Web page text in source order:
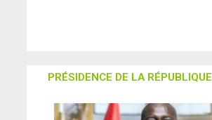
PRÉSIDENCE DE LA RÉPUBLIQUE